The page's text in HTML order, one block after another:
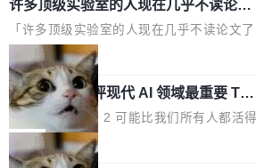
许多顶级实验室的人现在几乎不读论文
了
「许多顶级实验室的人现在几乎不读论文了
且他们认为 ICLR/ICML/NeurIPS 充斥着大
度宣传和欺诈。」 OpenAI 研究员 Keller
n 这条推文引发了广泛讨论。他不是在说风
话，他是说出了一个圈内人尽皆知但很少公
破的事实。 Jordan 随后补充了一句软化声
「我不认为这些会议上大部分论文都在过度
局
xAI 前工程师评现代 AI 领域最重要 Top
3 开源项目
Flash Attention 2 可能比我们所有人都活得
这句话不是来自某个技术博客，而是出自
Pham 的一条推文。Hieu Pham 是谁？他
局